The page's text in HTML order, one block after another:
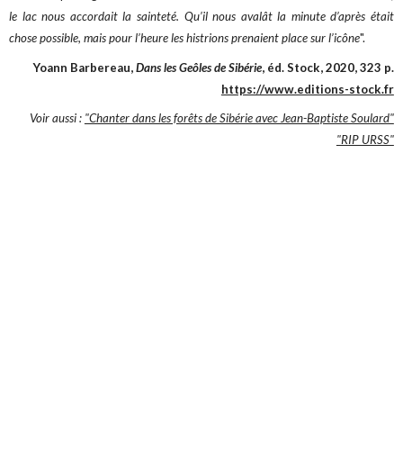
le lac nous accordait la sainteté. Qu’il nous avalât la minute d’après était
chose possible, mais pour l’heure les histrions prenaient place sur l’icône".
Yoann Barbereau,Dans les Geôles de Sibérie, éd. Stock, 2020, 323 p.
https://www.editions-stock.fr
Voir aussi : "Chanter dans les forêts de Sibérie avec Jean-Baptiste Soulard"
"RIP URSS"